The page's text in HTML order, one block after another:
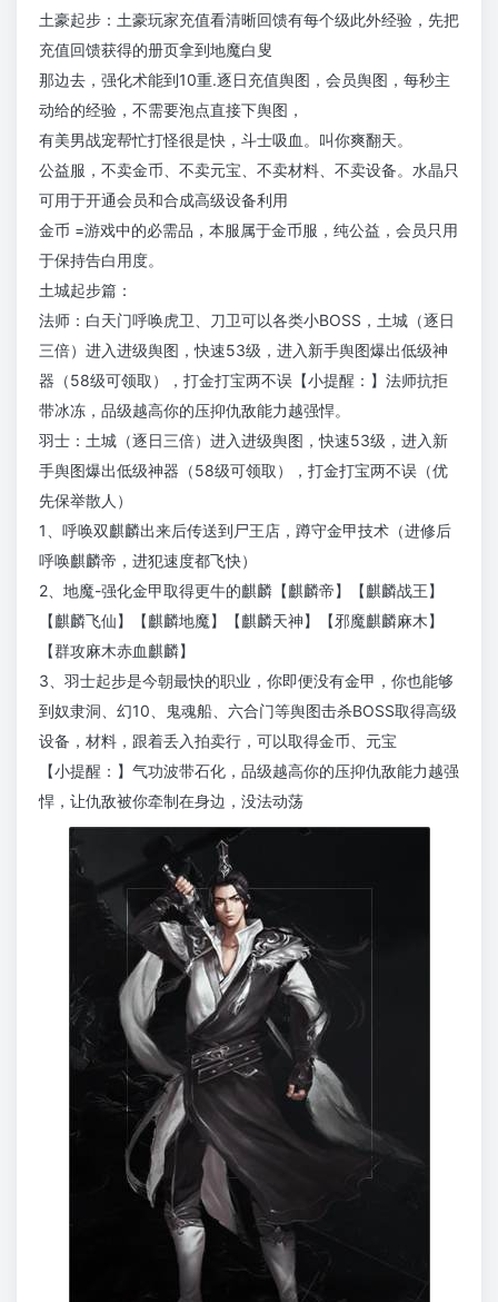
土豪起步：土豪玩家充值看清晰回馈有每个级此外经验，先把
充值回馈获得的册页拿到地魔白叟
那边去，强化术能到10重.逐日充值舆图，会员舆图，每秒主
动给的经验，不需要泡点直接下舆图，
有美男战宠帮忙打怪很是快，斗士吸血。叫你爽翻天。
公益服，不卖金币、不卖元宝、不卖材料、不卖设备。水晶只
可用于开通会员和合成高级设备利用
金币 =游戏中的必需品，本服属于金币服，纯公益，会员只用
于保持告白用度。
土城起步篇：
法师：白天门呼唤虎卫、刀卫可以各类小BOSS，土城（逐日
三倍）进入进级舆图，快速53级，进入新手舆图爆出低级神
器（58级可领取），打金打宝两不误【小提醒：】法师抗拒
带冰冻，品级越高你的压抑仇敌能力越强悍。
羽士：土城（逐日三倍）进入进级舆图，快速53级，进入新
手舆图爆出低级神器（58级可领取），打金打宝两不误（优
先保举散人）
1、呼唤双麒麟出来后传送到尸王店，蹲守金甲技术（进修后
呼唤麒麟帝，进犯速度都飞快）
2、地魔-强化金甲取得更牛的麒麟【麒麟帝】【麒麟战王】
【麒麟飞仙】【麒麟地魔】【麒麟天神】【邪魔麒麟麻木】
【群攻麻木赤血麒麟】
3、羽士起步是今朝最快的职业，你即便没有金甲，你也能够
到奴隶洞、幻10、鬼魂船、六合门等舆图击杀BOSS取得高级
设备，材料，跟着丢入拍卖行，可以取得金币、元宝
【小提醒：】气功波带石化，品级越高你的压抑仇敌能力越强
悍，让仇敌被你牵制在身边，没法动荡